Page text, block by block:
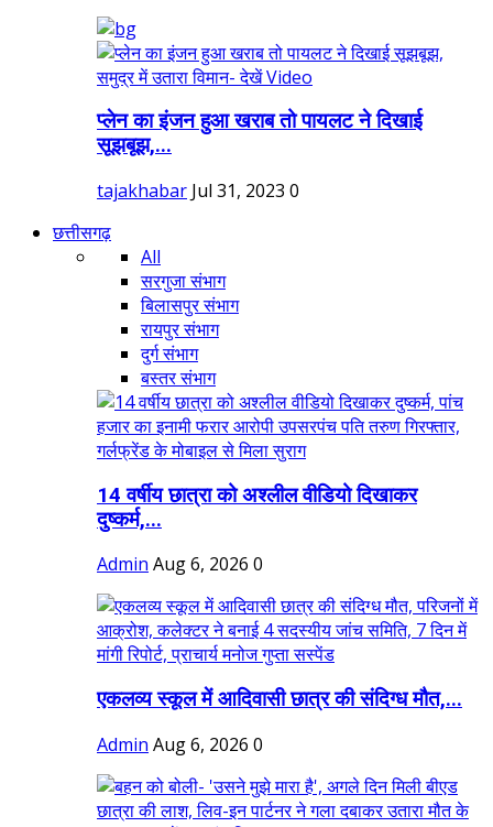
प्लेन का इंजन हुआ खराब तो पायलट ने दिखाई
सूझबूझ,...
tajakhabar Jul 31, 2023 0
छत्तीसगढ़
All
सरगुजा संभाग
बिलासपुर संभाग
रायपुर संभाग
दुर्ग संभाग
बस्तर संभाग
14 वर्षीय छात्रा को अश्लील वीडियो दिखाकर
दुष्कर्म,...
Admin Aug 6, 2026 0
एकलव्य स्कूल में आदिवासी छात्र की संदिग्ध मौत,...
Admin Aug 6, 2026 0